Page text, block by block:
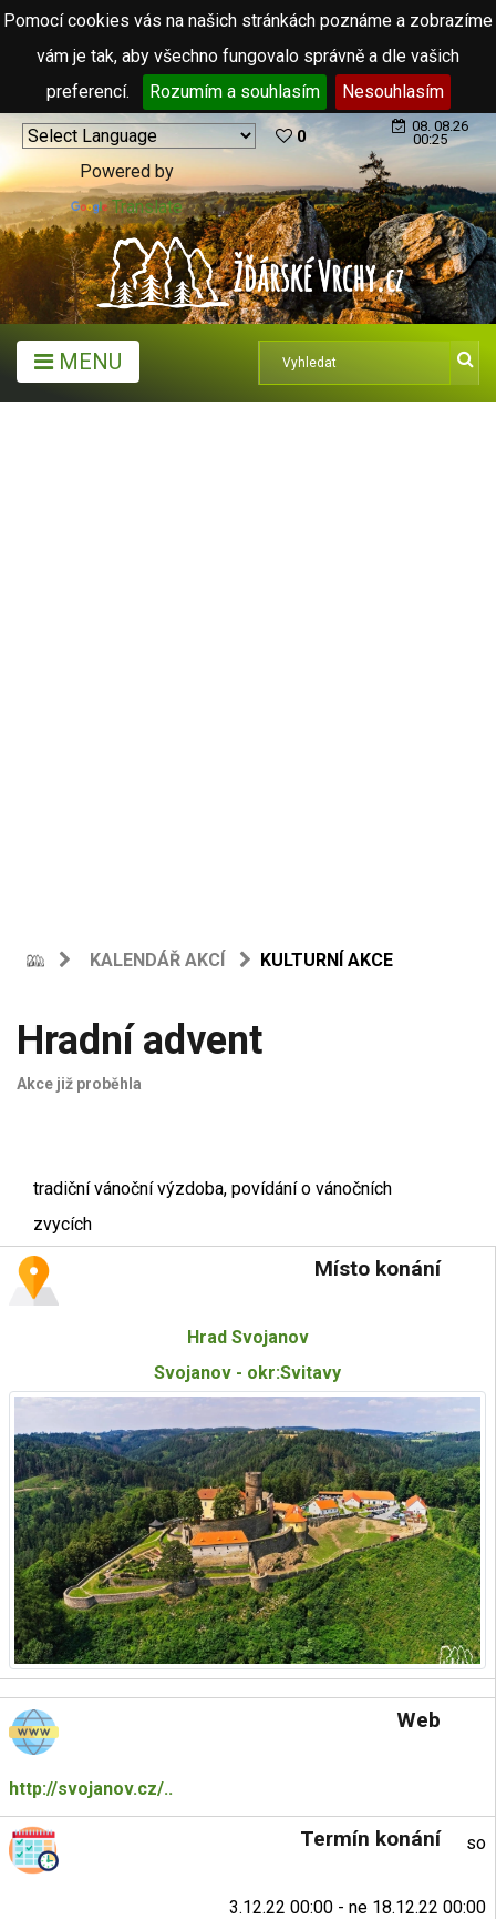
Pomocí cookies vás na našich stránkách poznáme a zobrazíme
vám je tak, aby všechno fungovalo správně a dle vašich
preferencí.
Rozumím a souhlasím Nesouhlasím
Powered by
Translate
0
08. 08.26
00:25
MENU
KALENDÁŘ AKCÍ KULTURNÍ AKCE
Hradní advent
Akce již proběhla
tradiční vánoční výzdoba, povídání o vánočních
zvycích
Místo konání
Hrad Svojanov
Svojanov - okr:Svitavy
Web
http://svojanov.cz/..
Termín konání so
3.12.22 00:00 - ne 18.12.22 00:00